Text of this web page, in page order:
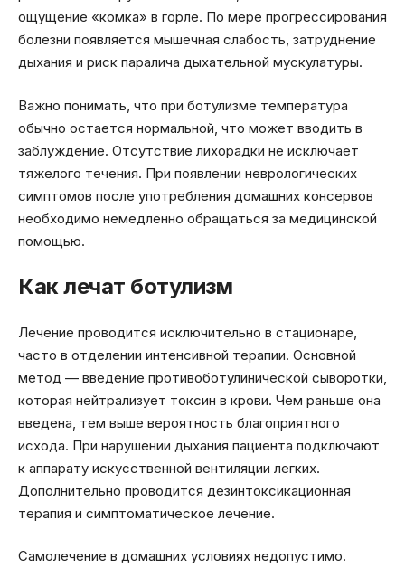
ощущение «комка» в горле. По мере прогрессирования
болезни появляется мышечная слабость, затруднение
дыхания и риск паралича дыхательной мускулатуры.
Важно понимать, что при ботулизме температура
обычно остается нормальной, что может вводить в
заблуждение. Отсутствие лихорадки не исключает
тяжелого течения. При появлении неврологических
симптомов после употребления домашних консервов
необходимо немедленно обращаться за медицинской
помощью.
Как лечат ботулизм
Лечение проводится исключительно в стационаре,
часто в отделении интенсивной терапии. Основной
метод — введение противоботулинической сыворотки,
которая нейтрализует токсин в крови. Чем раньше она
введена, тем выше вероятность благоприятного
исхода. При нарушении дыхания пациента подключают
к аппарату искусственной вентиляции легких.
Дополнительно проводится дезинтоксикационная
терапия и симптоматическое лечение.
Самолечение в домашних условиях недопустимо.